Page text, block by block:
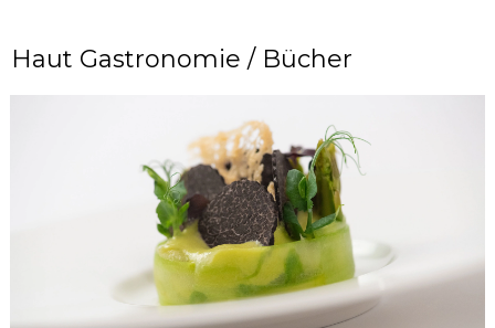
Haut Gastronomie / Bücher